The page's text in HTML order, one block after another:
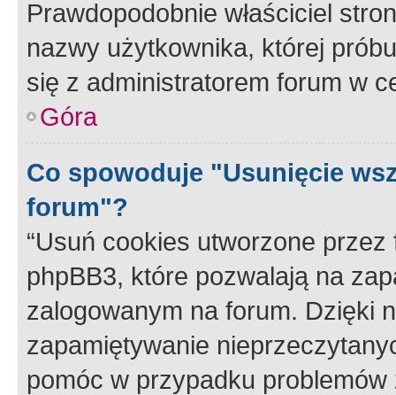
Prawdopodobnie właściciel
nazwy użytkownika, której
się z administratorem forum w
Góra
Co spowoduje "Usunięcie
forum"?
“Usuń cookies utworzone
phpBB3, które pozwalają na
zalogowanym na forum. Dzięki
zapamiętywanie
pomóc w przypadku